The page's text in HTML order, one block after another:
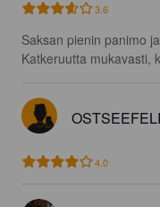
3.6
Saksan pienin panimo
Katkeruutta mukavasti,
4.0